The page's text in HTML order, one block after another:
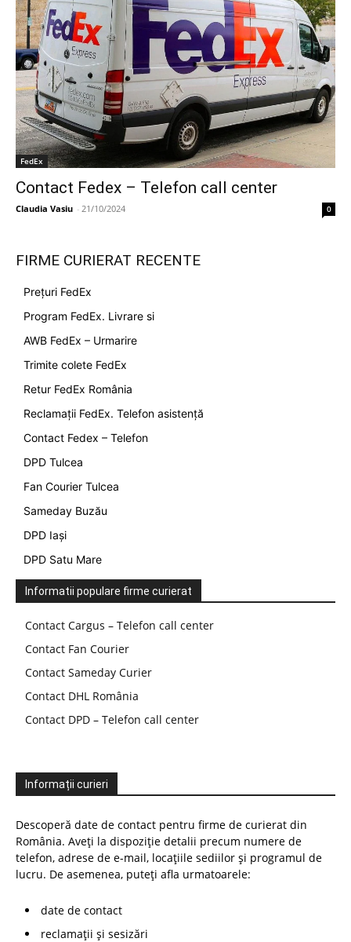
FedEx
Contact Fedex – Telefon call center
Claudia Vasiu - 21/10/2024 0
FIRME CURIERAT RECENTE
Prețuri FedEx
Program FedEx. Livrare si
AWB FedEx – Urmarire
Trimite colete FedEx
Retur FedEx România
Reclamații FedEx. Telefon asistență
Contact Fedex – Telefon
DPD Tulcea
Fan Courier Tulcea
Sameday Buzău
DPD Iași
DPD Satu Mare
Informatii populare firme curierat
Contact Cargus – Telefon call center
Contact Fan Courier
Contact Sameday Curier
Contact DHL România
Contact DPD – Telefon call center
Informații curieri
Descoperă date de contact pentru firme de curierat din
România. Aveți la dispoziție detalii precum numere de
telefon, adrese de e-mail, locațiile sediilor și programul de
lucru. De asemenea, puteți afla urmatoarele:
date de contact
reclamații și sesizări